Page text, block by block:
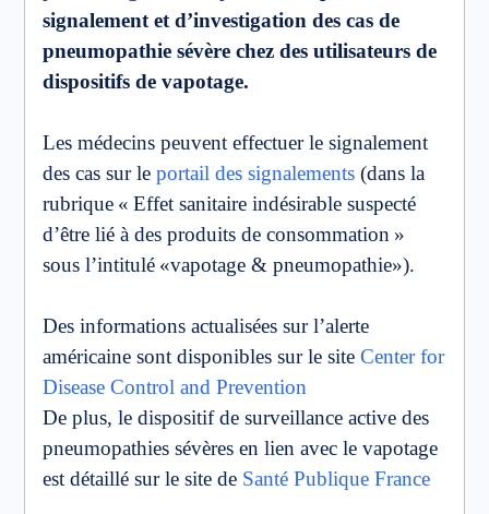
signalement et d’investigation des cas de
pneumopathie sévère chez des utilisateurs de
dispositifs de vapotage.
Les médecins peuvent effectuer le signalement
des cas sur le portail des signalements (dans la
rubrique « Effet sanitaire indésirable suspecté
d’être lié à des produits de consommation »
sous l’intitulé «vapotage & pneumopathie»).
Des informations actualisées sur l’alerte
américaine sont disponibles sur le site Center for
Disease Control and Prevention
De plus, le dispositif de surveillance active des
pneumopathies sévères en lien avec le vapotage
est détaillé sur le site de Santé Publique France